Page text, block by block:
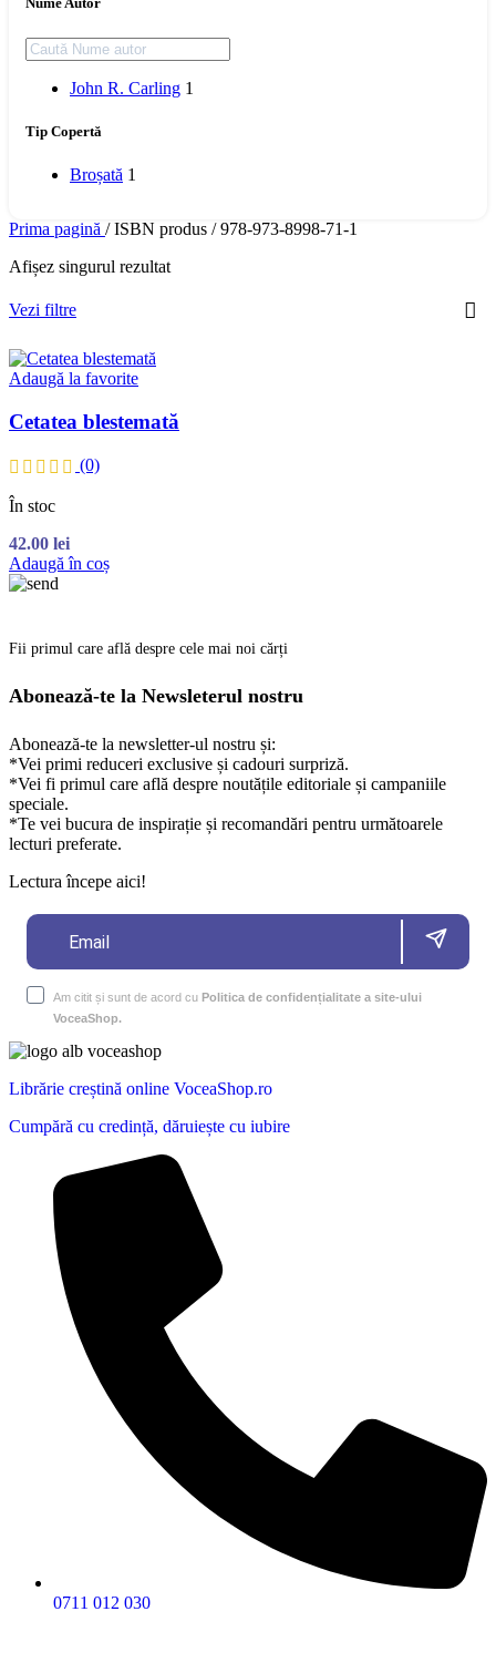
John R. Carling 1
Tip Copertă
Broșată 1
Prima pagină / ISBN produs / 978-973-8998-71-1
Afișez singurul rezultat
Vezi filtre
Adaugă la favorite
Cetatea blestemată
(0)
În stoc
42.00 lei
Adaugă în coș
Fii primul care află despre cele mai noi cărți
Abonează-te la Newsleterul nostru
Abonează-te la newsletter-ul nostru și:
*Vei primi reduceri exclusive și cadouri surpriză.
*Vei fi primul care află despre noutățile editoriale și campaniile
speciale.
*Te vei bucura de inspirație și recomandări pentru următoarele
lecturi preferate.
Lectura începe aici!
Am citit și sunt de acord cu Politica de confidențialitate a site-ului
VoceaShop.
Librărie creștină online VoceaShop.ro
Cumpără cu credință, dăruiește cu iubire
0711 012 030